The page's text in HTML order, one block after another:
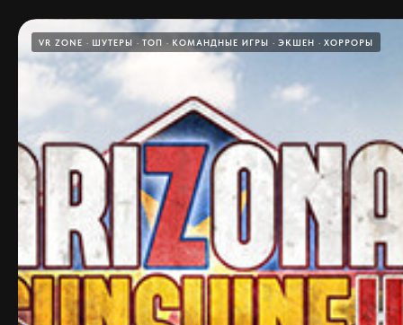
VR ZONE ШУТЕРЫ ТОП КОМАНДНЫЕ ИГРЫ ЭКШЕН ХОРРОРЫ